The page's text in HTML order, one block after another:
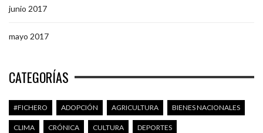
junio 2017
mayo 2017
CATEGORÍAS
#FICHERO ADOPCIÓN AGRICULTURA BIENES NACIONALES
CLIMA CRÓNICA CULTURA DEPORTES